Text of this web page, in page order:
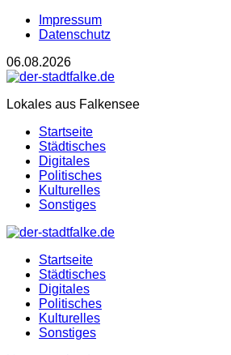
Impressum
Datenschutz
06.08.2026
Lokales aus Falkensee
Startseite
Städtisches
Digitales
Politisches
Kulturelles
Sonstiges
Startseite
Städtisches
Digitales
Politisches
Kulturelles
Sonstiges